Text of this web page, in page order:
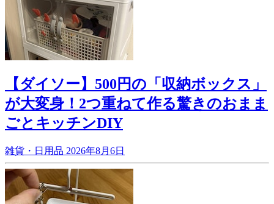
【ダイソー】500円の「収納ボックス」
が大変身！2つ重ねて作る驚きのおまま
ごとキッチンDIY
雑貨・日用品 2026年8月6日